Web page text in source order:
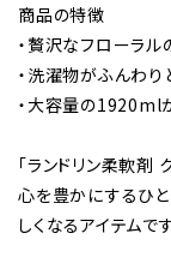
商品の特徴
・贅沢なフローラ
・洗濯物がふんわ
・大容量の1920ml
「ランドリン柔軟剤
心を豊かにするひ
しくなるアイテムで